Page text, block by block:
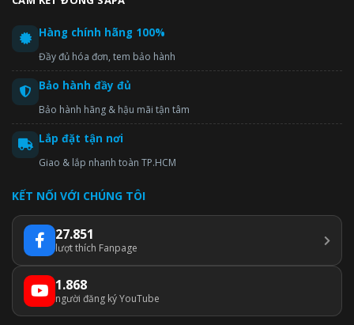
Hàng chính hãng 100%
Đầy đủ hóa đơn, tem bảo hành
Bảo hành đầy đủ
Bảo hành hãng & hậu mãi tận tâm
Lắp đặt tận nơi
Giao & lắp nhanh toàn TP.HCM
KẾT NỐI VỚI CHÚNG TÔI
27.851
lượt thích Fanpage
1.868
người đăng ký YouTube